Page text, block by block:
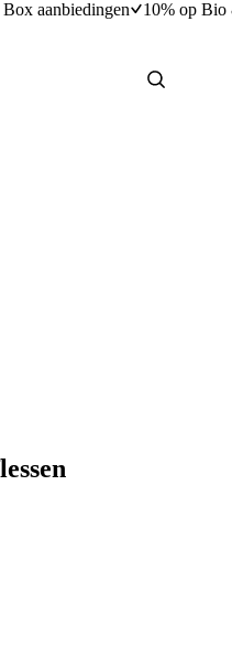
aanbiedingen 10% op Bio